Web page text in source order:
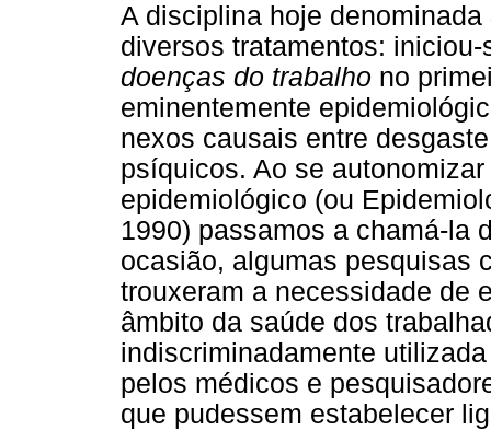
A disciplina hoje denominada
diversos tratamentos:
doenças do trabalho no
eminentemente
nexos causais entre
psíquicos. Ao se
epidemiológico (ou
1990) passamos a chamá-la
ocasião, algumas pesquisas
trouxeram a necessidade de
âmbito da saúde dos
indiscriminadamente
pelos médicos e
que pudessem estabelecer